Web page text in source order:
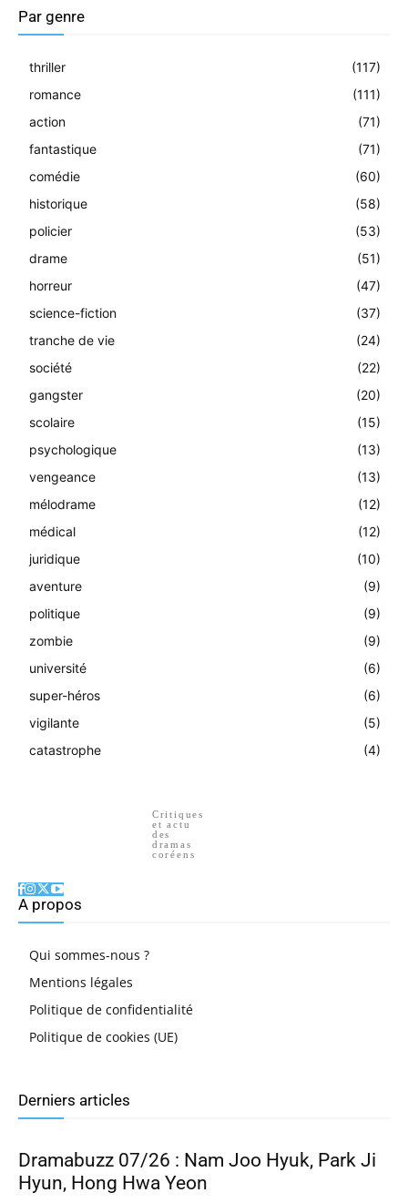
Par genre
thriller
(117)
romance
(111)
action
(71)
fantastique
(71)
comédie
(60)
historique
(58)
policier
(53)
drame
(51)
horreur
(47)
science-fiction
(37)
tranche de vie
(24)
société
(22)
gangster
(20)
scolaire
(15)
psychologique
(13)
vengeance
(13)
mélodrame
(12)
médical
(12)
juridique
(10)
aventure
(9)
politique
(9)
zombie
(9)
université
(6)
super-héros
(6)
vigilante
(5)
catastrophe
(4)
Critiques
et actu
des
dramas
coréens
A propos
Qui sommes-nous ?
Mentions légales
Politique de confidentialité
Politique de cookies (UE)
Derniers articles
Dramabuzz 07/26 : Nam Joo Hyuk, Park Ji
Hyun, Hong Hwa Yeon